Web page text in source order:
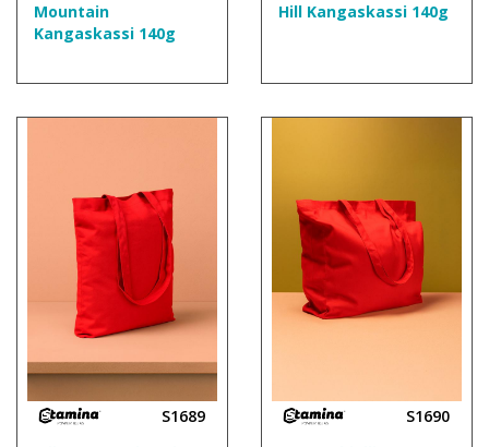
Mountain
Kangaskassi 140g
Hill Kangaskassi 140g
S1689
S1690